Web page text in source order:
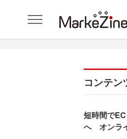
コンテ
短時間で
へ オンラ